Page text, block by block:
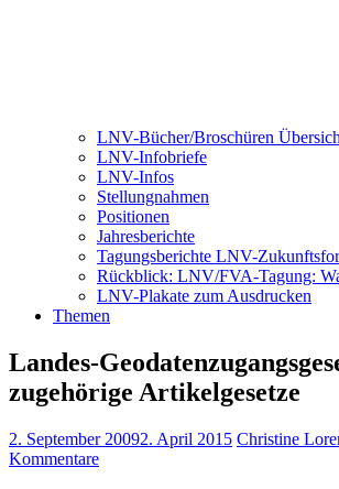
LNV-Bücher/Broschüren
LNV-Infobriefe
LNV-Infos
Stellungnahmen
Positionen
Jahresberichte
Tagungsberichte LNV-
Rückblick: LNV/FVA-Tagung:
LNV-Plakate zum Ausdrucken
Themen
Landes-
zugehörige Artikelgesetze
2. September 20092. April 2015 Christine
Kommentare